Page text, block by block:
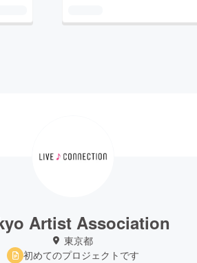
Artist Association
東京都
初めてのプロジェクトです